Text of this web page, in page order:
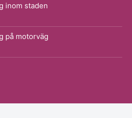
inom staden
på motorväg